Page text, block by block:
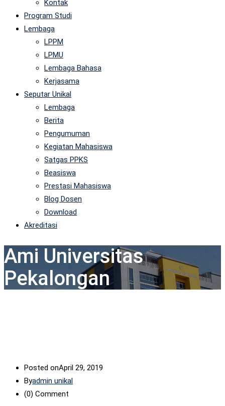
Kontak
Program Studi
Lembaga
LPPM
LPMU
Lembaga Bahasa
Kerjasama
Seputar Unikal
Lembaga
Berita
Pengumuman
Kegiatan Mahasiswa
Satgas PPKS
Beasiswa
Prestasi Mahasiswa
Blog Dosen
Download
Akreditasi
Ami Universitas
Pekalongan
Posted onApril 29, 2019
Byadmin unikal
(0) Comment